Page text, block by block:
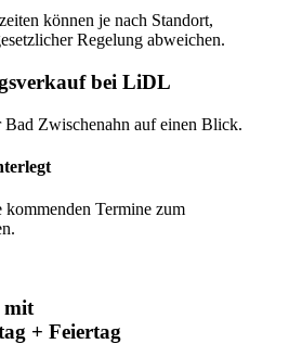
können je nach Standort,
Regelung abweichen.
bei LiDL
Zwischenahn auf einen Blick.
Termine zum
mit
+ Feiertag